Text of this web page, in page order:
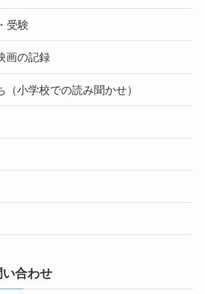
受験
画の記録
（小学校での読み聞かせ）
合わせ